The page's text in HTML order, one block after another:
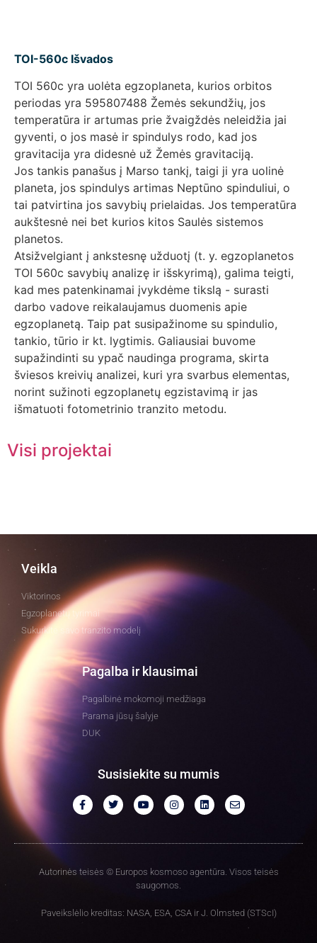
TOI-560c Išvados
TOI 560c yra uolėta egzoplaneta, kurios orbitos
periodas yra 595807488 Žemės sekundžių, jos
temperatūra ir artumas prie žvaigždės neleidžia jai
gyventi, o jos masė ir spindulys rodo, kad jos
gravitacija yra didesnė už Žemės gravitaciją.
Jos tankis panašus į Marso tankį, taigi ji yra uolinė
planeta, jos spindulys artimas Neptūno spinduliui, o
tai patvirtina jos savybių prielaidas. Jos temperatūra
aukštesnė nei bet kurios kitos Saulės sistemos
planetos.
Atsižvelgiant į ankstesnę užduotį (t. y. egzoplanetos
TOI 560c savybių analizę ir išskyrimą), galima teigti,
kad mes patenkinamai įvykdėme tikslą - surasti
darbo vadove reikalaujamus duomenis apie
egzoplanetą. Taip pat susipažinome su spindulio,
tankio, tūrio ir kt. lygtimis. Galiausiai buvome
supažindinti su ypač naudinga programa, skirta
šviesos kreivių analizei, kuri yra svarbus elementas,
norint sužinoti egzoplanetų egzistavimą ir jas
išmatuoti fotometrinio tranzito metodu.
Visi projektai
Veikla
Viktorinos
Egzoplanetų tyrimai
Sukurkite savo tranzito modelį
Pagalba ir klausimai
Pagalbinė mokomoji medžiaga
Parama jūsų šalyje
DUK
Susisiekite su mumis
Autorinės teisės © Europos kosmoso agentūra. Visos teisės
saugomos.
Paveikslėlio kreditas: NASA, ESA, CSA ir J. Olmsted (STScI)